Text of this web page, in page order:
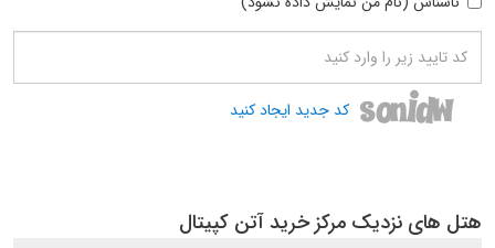
کد جدید ایجاد کنید
هتل های نزدیک مرکز خرید آتن کپیتال